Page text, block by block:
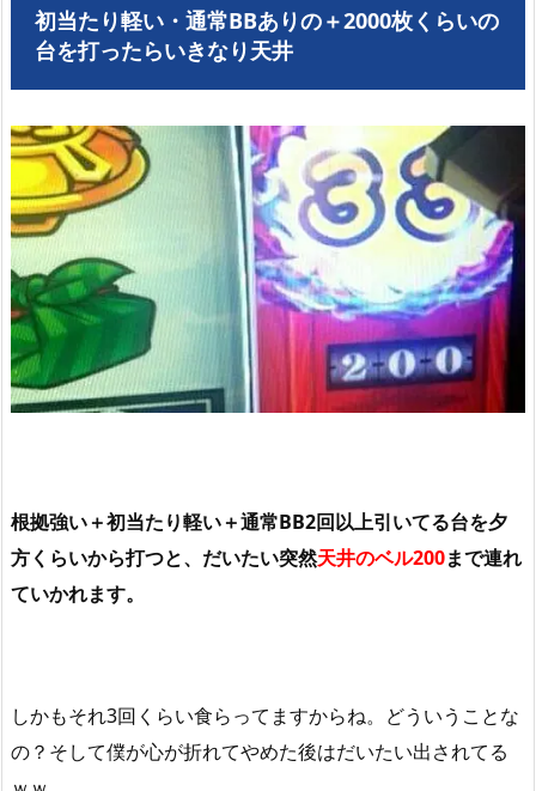
初当たり軽い・通常BBありの＋2000枚くらいの
台を打ったらいきなり天井
根拠強い＋初当たり軽い＋通常BB2回以上引いてる台を夕
方くらいから打つと、だいたい突然天井のベル200まで連れ
ていかれます。
しかもそれ3回くらい食らってますからね。どういうことな
の？そして僕が心が折れてやめた後はだいたい出されてる